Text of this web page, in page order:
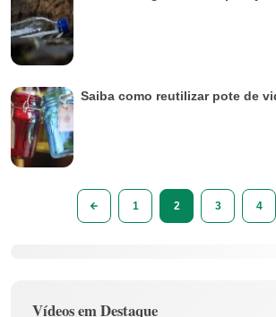
Saiba como reutilizar pote de
1 2 3 4
Vídeos em Destaque